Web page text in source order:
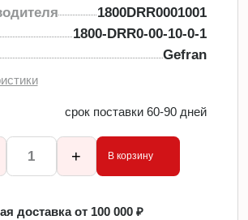
1800DRR0001001
1800-DRR0-00-10-0-1
Gefran
срок поставки 60-90 дней
+ В корзину
доставка от 100 000 ₽